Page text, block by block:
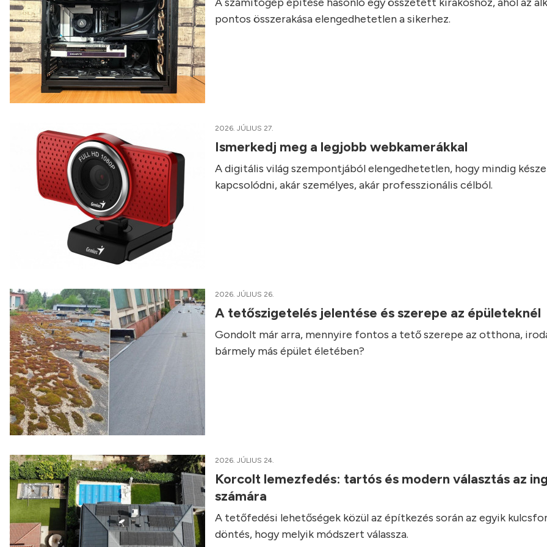
pontos összerakása elengedhetetlen a sikerhez.
2026. JÚLIUS 27.
Ismerkedj meg a legjobb webkamerákkal
A digitális világ szempontjából elengedhetetlen, hogy mindig
kapcsolódni, akár személyes, akár professzionális célból.
2026. JÚLIUS 26.
A tetőszigetelés jelentése és szerepe az épületeknél
Gondolt már arra, mennyire fontos a tető szerepe az otthona,
bármely más épület életében?
2026. JÚLIUS 24.
Korcolt lemezfedés: tartós és modern választás az
számára
A tetőfedési lehetőségek közül az építkezés során az egyik
döntés, hogy melyik módszert válassza.